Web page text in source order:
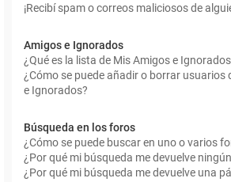
¡Recibí spam o correos maliciosos de
Amigos e Ignorados
¿Qué es la lista de Mis Amigos e
¿Cómo se puede añadir o borrar usuarios
e Ignorados?
Búsqueda en los foros
¿Cómo se puede buscar en uno o varios
¿Por qué mi búsqueda me devuelve
¿Por qué mi búsqueda me devuelve una